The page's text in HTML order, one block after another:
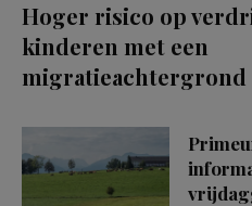
Hoger risico op
kinderen met een
migratieachtergrond